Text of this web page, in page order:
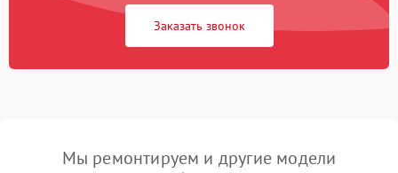
Заказать звонок
Мы ремонтируем и другие модели